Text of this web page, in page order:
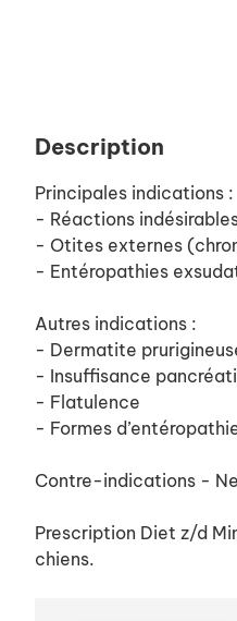
Description
Principales indications :
- Réactions
- Otites externes
- Entéropathies
Autres indications :
- Dermatite
- Insuffisance
- Flatulence
- Formes
Contre-indications -
Prescription Diet z/d
chiens.